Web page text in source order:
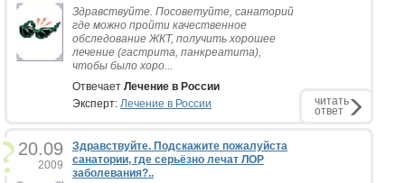
Здравствуйте. Посоветуйте, санаторий
где можно пройти качественное
обследование ЖКТ, получить хорошее
лечение (гастрита, панкреатита),
чтобы было хоро...
Отвечает Лечение в России
Эксперт: Лечение в России читать
ответ
20.09
2009
Здравствуйте. Подскажите пожалуйста
санатории, где серьёзно лечат ЛОР
заболевания?..